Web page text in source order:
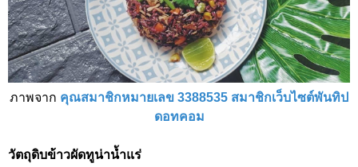
ภาพจาก คุณสมาชิกหมายเลข 3388535 สมาชิกเว็บไซต์พันทิป
ดอทคอม
วัตถุดิบข้าวผัดทูน่าน้ำแร่